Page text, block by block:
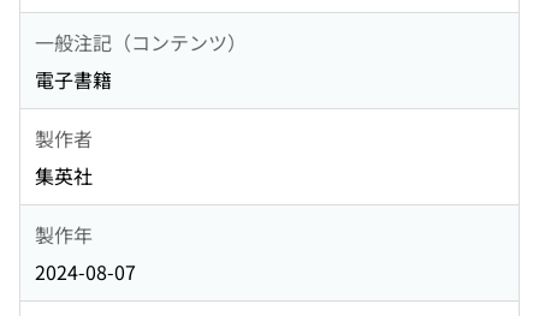
一般注記（コンテンツ）
電子書籍
製作者
集英社
製作年
2024-08-07